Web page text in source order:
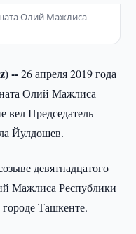
Олий Мажлиса
--26 апреля 2019 года
Олий Мажлиса
вел Председатель
Йулдошев.
девятнадцатого
Мажлиса Республики
Ташкенте.